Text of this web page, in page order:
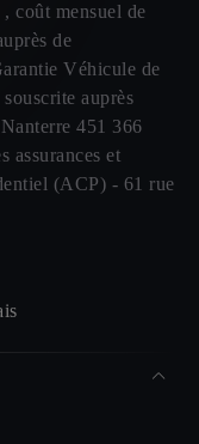
coût mensuel de
de
Véhicule de
auprès
451 366
assurances et
(ACP) - 61 rue